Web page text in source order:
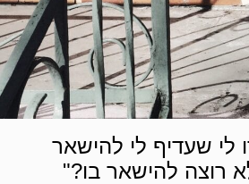
לי שעדיף לי להישאר
רוצה להישאר בו?"